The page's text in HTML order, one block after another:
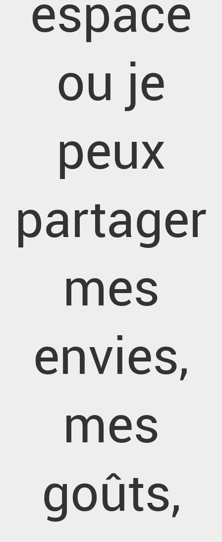
ou je
peux
partager
mes
envies,
mes
goûts,